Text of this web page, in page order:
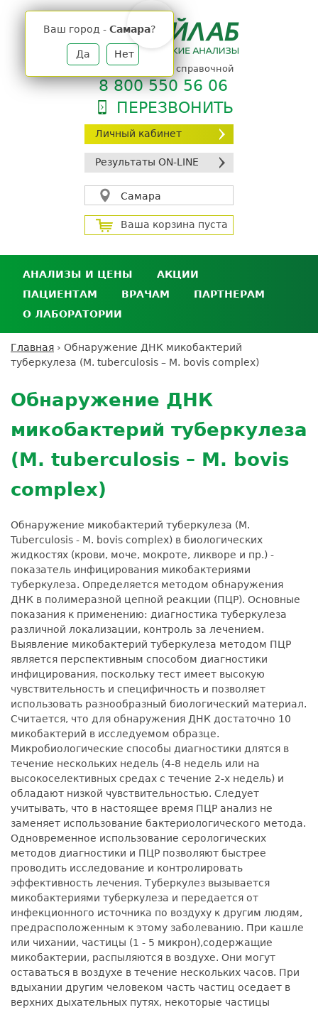
Личный кабинет
Результаты ON-LINE
Самара
Ваш город - Самара?
Да Нет
Ваша корзина пуста
телефон единой справочной
8 800 550 56 06
ПЕРЕЗВОНИТЬ
АНАЛИЗЫ И ЦЕНЫ
Анализы и цены
Где сдать анализы
Выезд на дом
Подготовка к анализам
Расшифровка анализов
АКЦИИ
ПАЦИЕНТАМ
Личный кабинет пациента
Дисконтная программа
ДМС
Усиление профилактических мер для
безопасности пациентов
ВРАЧАМ
Сотрудничество
Экскурсия в
ПАРТНЕРАМ
кабинет
партнёра
Экскурсия в
О ЛАБОРАТОРИИ
Контроль качества
Документы
Вы
Главная › Обнаружение ДНК микобактерий
туберкулеза (M. tuberculosis – M. bovis complex)
to
top
Обнаружение ДНК
микобактерий туберкулеза
(M. tuberculosis – M. bovis
complex)
Обнаружение микобактерий туберкулеза (M.
Tuberculosis - M. bovis complex) в биологических
жидкостях (крови, моче, мокроте, ликворе и пр.) -
показатель инфицирования микобактериями
туберкулеза. Определяется методом обнаружения
ДНК в полимеразной цепной реакции (ПЦР). Основные
показания к применению: диагностика туберкулеза
различной локализации, контроль за лечением.
Выявление микобактерий туберкулеза методом ПЦР
является перспективным способом диагностики
инфицирования, поскольку тест имеет высокую
чувствительность и специфичность и позволяет
использовать разнообразный биологический материал.
Считается, что для обнаружения ДНК достаточно 10
микобактерий в исследуемом образце.
Микробиологические способы диагностики длятся в
течение нескольких недель (4-8 недель или на
высокоселективных средах с течение 2-х недель) и
обладают низкой чувствительностью. Следует
учитывать, что в настоящее время ПЦР анализ не
заменяет использование бактериологического метода.
Одновременное использование серологических
методов диагностики и ПЦР позволяют быстрее
проводить исследование и контролировать
эффективность лечения. Туберкулез вызывается
микобактериями туберкулеза и передается от
инфекционного источника по воздуху к другим людям,
предрасположенным к этому заболеванию. При кашле
или чихании, частицы (1 - 5 микрон),содержащие
микобактерии, распыляются в воздухе. Они могут
оставаться в воздухе в течение нескольких часов. При
вдыхании другим человеком часть частиц оседает в
верхних дыхательных путях, некоторые частицы